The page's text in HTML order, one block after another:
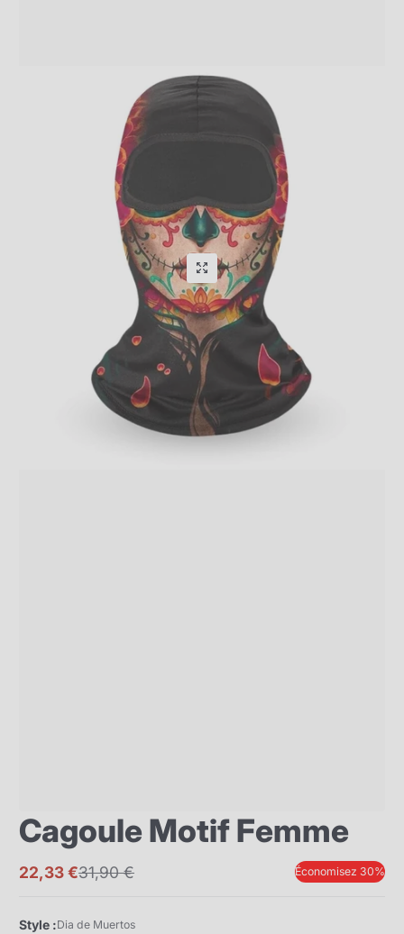
Cagoule Motif Femme
Prix
22,33 €
Prix
31,90 € Économisez 30%
Style :Dia de Muertos